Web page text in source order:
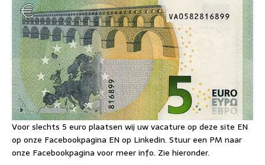
Voor slechts 5 euro plaatsen wij uw vacature op deze site EN
op onze Facebookpagina EN op Linkedin. Stuur een PM naar
onze Facebookpagina voor meer info. Zie hieronder.